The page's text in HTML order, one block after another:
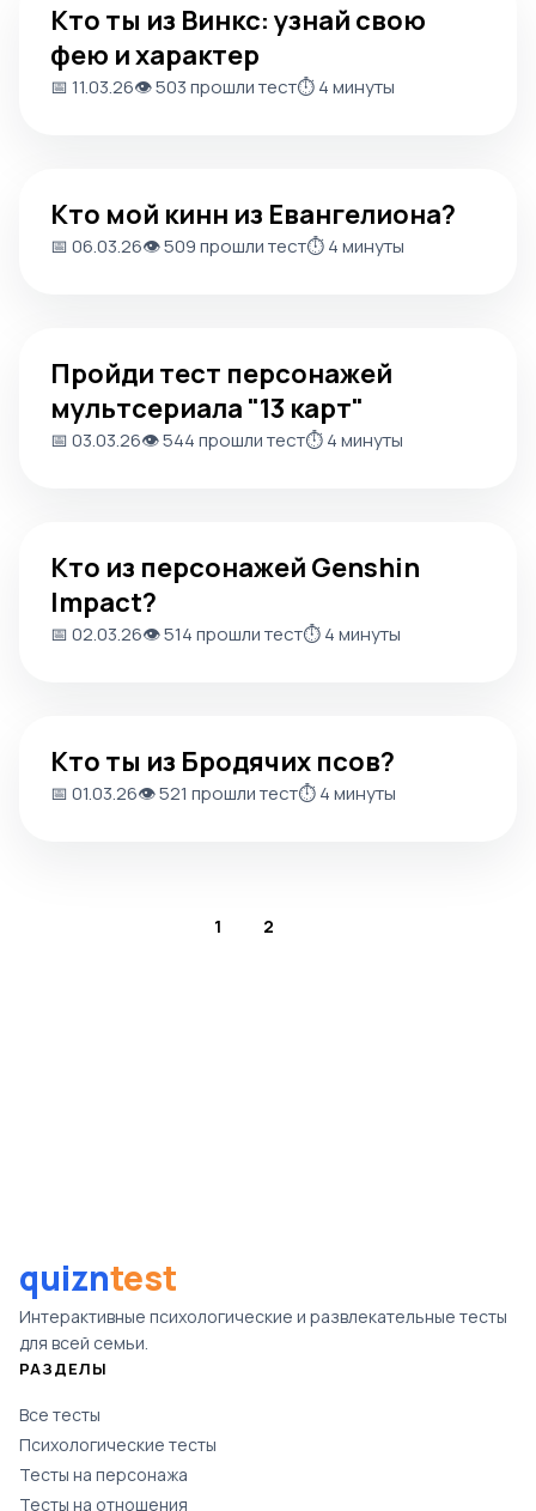
Кто ты из Винкс: узнай свою
фею и характер
📅 11.03.26👁️ 503 прошли тест⏱️ 4 минуты
Кто мой кинн из Евангелиона?
📅 06.03.26👁️ 509 прошли тест⏱️ 4 минуты
Пройди тест персонажей
мультсериала "13 карт"
📅 03.03.26👁️ 544 прошли тест⏱️ 4 минуты
Кто из персонажей Genshin
Impact?
📅 02.03.26👁️ 514 прошли тест⏱️ 4 минуты
Кто ты из Бродячих псов?
📅 01.03.26👁️ 521 прошли тест⏱️ 4 минуты
1 2
quizntest
Интерактивные психологические и развлекательные тесты
для всей семьи.
РАЗДЕЛЫ
Все тесты
Психологические тесты
Тесты на персонажа
Тесты на отношения